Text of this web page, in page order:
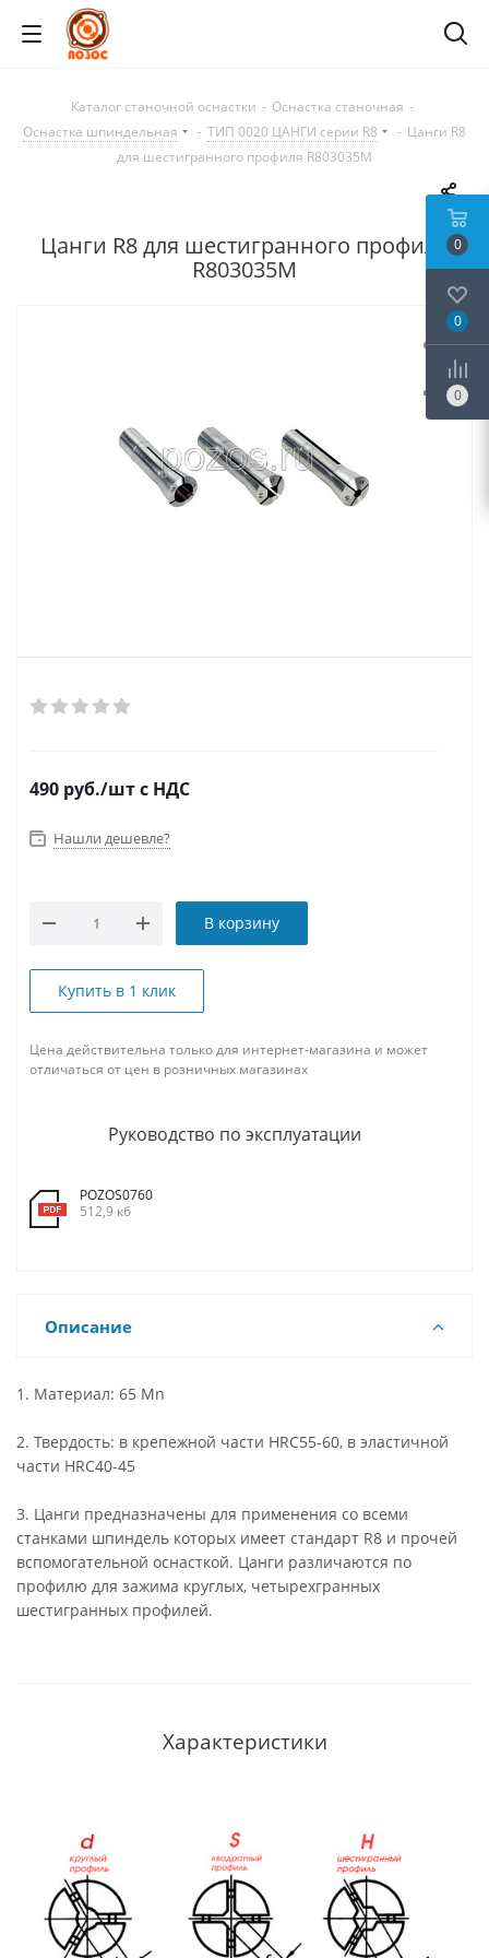
Каталог станочной оснастки - Оснастка станочная -
Оснастка шпиндельная
- ТИП 0020 ЦАНГИ серии R8 - Цанги R8
для шестигранного профиля R803035M
Цанги R8 для шестигранного профиля
R803035M
490 руб./штс НДС
Нашли дешевле?
В корзину
Купить в 1 клик
Цена действительна только для интернет-магазина и может
отличаться от цен в розничных магазинах
Руководство по эксплуатации
POZOS0760
512,9 кб
Описание
1. Материал: 65 Mn
2. Твердость: в крепежной части HRC55-60, в эластичной
части HRC40-45
3. Цанги предназначены для применения со всеми
станками шпиндель которых имеет стандарт R8 и прочей
вспомогательной оснасткой. Цанги различаются по
профилю для зажима круглых, четырехгранных
шестигранных профилей.
Характеристики
0
0
0